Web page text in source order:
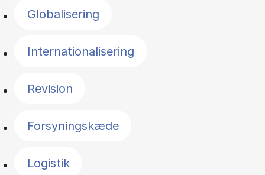
Globalisering
Internationalisering
Revision
Forsyningskæde
Logistik